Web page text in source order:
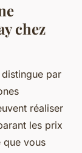
chez
par
réaliser
les prix
que vous